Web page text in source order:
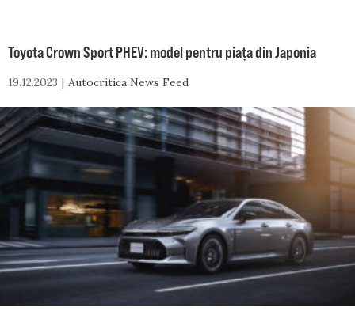
Toyota Crown Sport PHEV: model pentru piața din Japonia
19.12.2023 Autocritica News Feed